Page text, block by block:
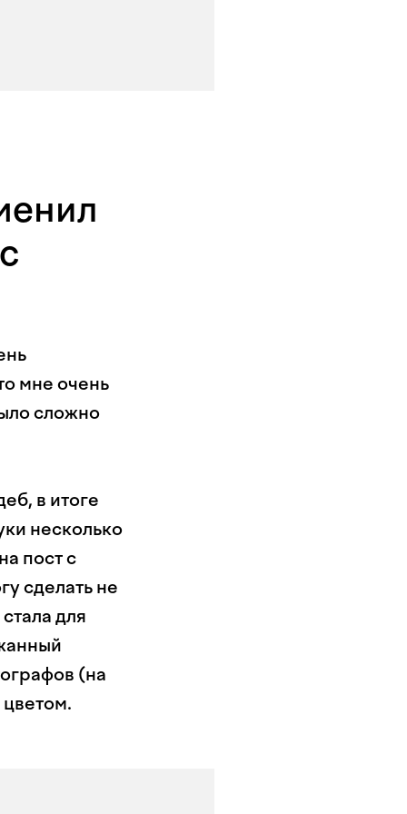
мне очень
сложно
в итоге
несколько
пост с
сделать не
для
(на